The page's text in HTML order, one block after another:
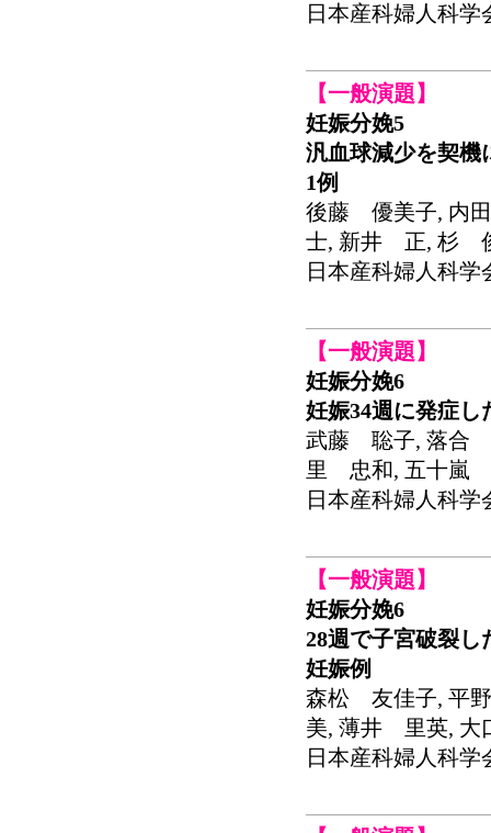
日本産科婦人科学
【一般演題】
妊娠分娩5
汎血球減少を契機
1例
後藤 優美子, 内
士, 新井 正, 杉
日本産科婦人科学
【一般演題】
妊娠分娩6
妊娠34週に発症
武藤 聡子, 落合
里 忠和, 五十嵐
日本産科婦人科学
【一般演題】
妊娠分娩6
28週で子宮破裂し
妊娠例
森松 友佳子, 平
美, 薄井 里英,
日本産科婦人科学